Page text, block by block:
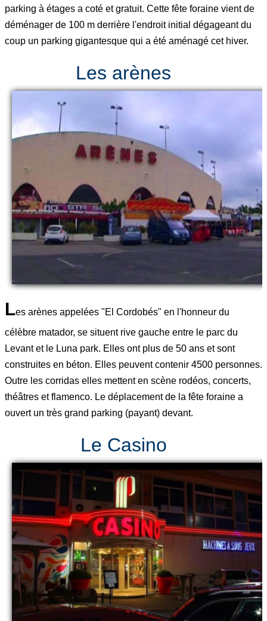
parking à étages a coté et gratuit. Cette fête foraine vient de
déménager de 100 m derrière l'endroit initial dégageant du
coup un parking gigantesque qui a été aménagé cet hiver.
Les arènes
Les arènes appelées "El Cordobés" en l'honneur du
célèbre matador, se situent rive gauche entre le parc du
Levant et le Luna park. Elles ont plus de 50 ans et sont
construites en béton. Elles peuvent contenir 4500 personnes.
Outre les corridas elles mettent en scène rodéos, concerts,
théâtres et flamenco. Le déplacement de la fête foraine a
ouvert un très grand parking (payant) devant.
Le Casino